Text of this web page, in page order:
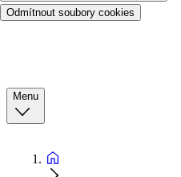
Odmítnout soubory cookies
Menu